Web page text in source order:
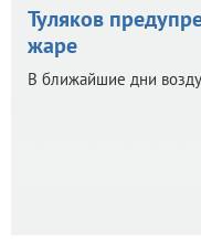
Туляков
жаре
В ближайшие дни